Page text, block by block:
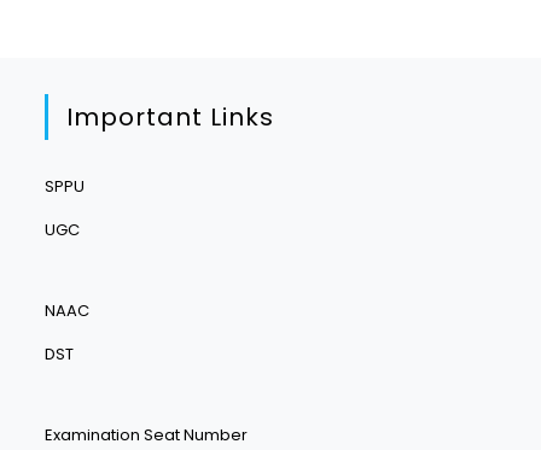
Important Links
SPPU
UGC
NAAC
DST
Examination Seat Number